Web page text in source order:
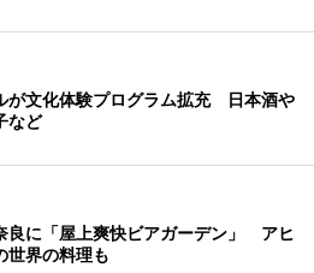
が文化体験プログラム拡充 日本酒や
など
良に「屋上爽快ビアガーデン」 アヒ
世界の料理も